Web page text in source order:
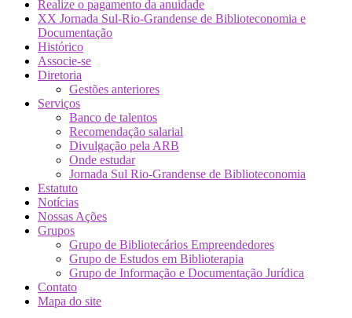
Realize o pagamento da anuidade
XX Jornada Sul-Rio-Grandense de Biblioteconomia e
Documentação
Histórico
Associe-se
Diretoria
Gestões anteriores
Serviços
Banco de talentos
Recomendação salarial
Divulgação pela ARB
Onde estudar
Jornada Sul Rio-Grandense de Biblioteconomia
Estatuto
Notícias
Nossas Ações
Grupos
Grupo de Bibliotecários Empreendedores
Grupo de Estudos em Biblioterapia
Grupo de Informação e Documentação Jurídica
Contato
Mapa do site